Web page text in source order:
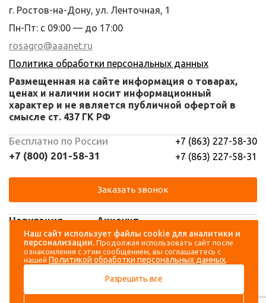
Навигация
Каталог
О компании
Доставка и оплата
Аккаунт
Вход
Регистрация
г. Ростов-на-Дону, ул. Ленточная, 1
Пн-Пт: с 09:00 — до 17:00
rosagro@aaanet.ru
Политика обработки персональных данных
Размещенная на сайте информация о товарах,
ценах и наличии носит информационный
характер и не является публичной офертой в
смысле ст. 437 ГК РФ
Бесплатно по России
+7 (800) 201-58-31
+7 (863) 227-58-30
+7 (863) 227-58-31
Заказать звонок
Наш сайт использует файлы cookie для аналитики и
персонализации. Продолжая использовать сайт после
ознакомления с этим сообщением, вы соглашаетесь с
нашей Политикой обработки персональных данных.
Разрешить все